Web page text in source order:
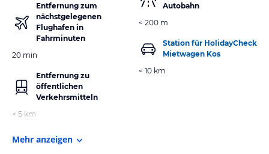
Entfernung zum
nächstgelegenen
Flughafen in
Fahrminuten
20 min
Entfernung zu
öffentlichen
Verkehrsmitteln
< 5 km
Autobahn
< 200 m
Station für HolidayCheck
Mietwagen Kos
< 10 km
Mehr anzeigen